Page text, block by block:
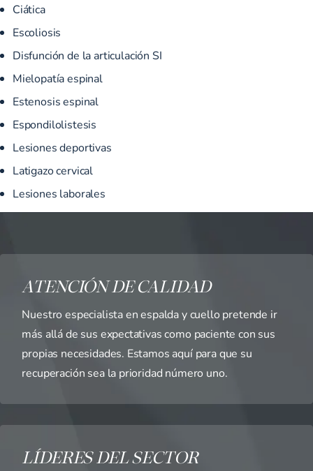
Ciática
Escoliosis
Disfunción de la articulación SI
Mielopatía espinal
Estenosis espinal
Espondilolistesis
Lesiones deportivas
Latigazo cervical
Lesiones laborales
ATENCIÓN DE CALIDAD
Nuestro especialista en espalda y cuello pretende ir
más allá de sus expectativas como paciente con sus
propias necesidades. Estamos aquí para que su
recuperación sea la prioridad número uno.
LÍDERES DEL SECTOR